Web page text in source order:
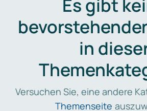
Es gibt
in
Versuchen Sie, eine andere
Themenseite